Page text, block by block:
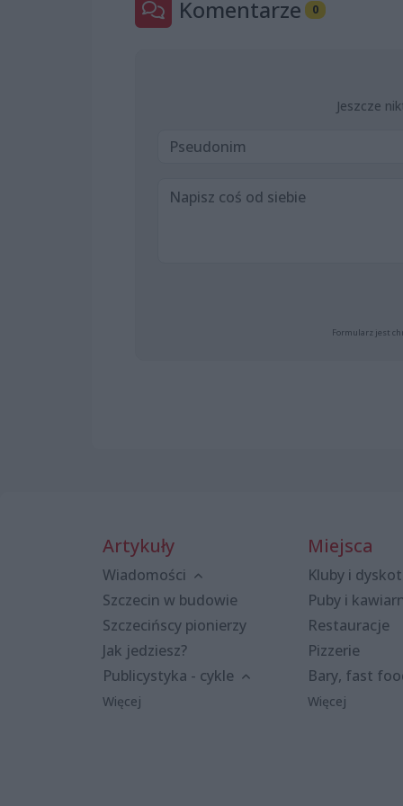
Komentarze 0
Jeszcze
Formularz jest
Artykuły
Wiadomości
Szczecin w budowie
Szczecińscy pionierzy
Jak jedziesz?
Publicystyka - cykle
Więcej
Miejsca
Kluby i
Puby i
Restauracje
Pizzerie
Bary, fast
Więcej